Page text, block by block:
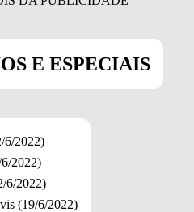
E ESPECIAIS
6/2022)
2022)
6/2022)
(19/6/2022)